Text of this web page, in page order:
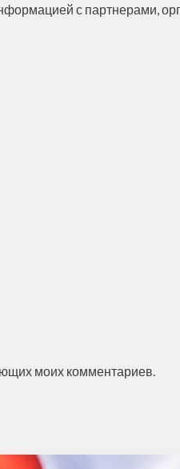
с партнерами,
моих комментариев.